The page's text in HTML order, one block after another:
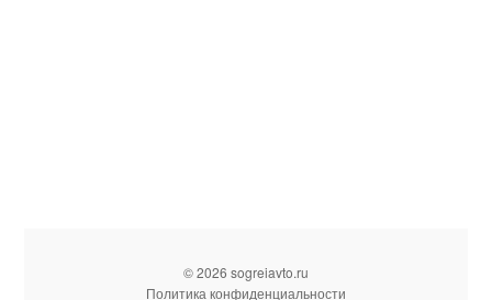
© 2026 sogreiavto.ru
Политика конфиденциальности